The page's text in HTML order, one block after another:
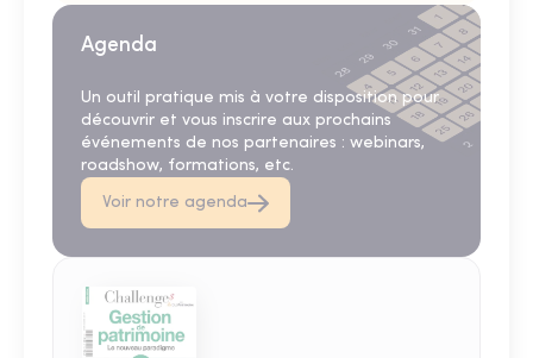
Agenda
Un outil pratique mis à votre disposition pour
découvrir et vous inscrire aux prochains
événements de nos partenaires : webinars,
roadshow, formations, etc.
Voir notre agenda